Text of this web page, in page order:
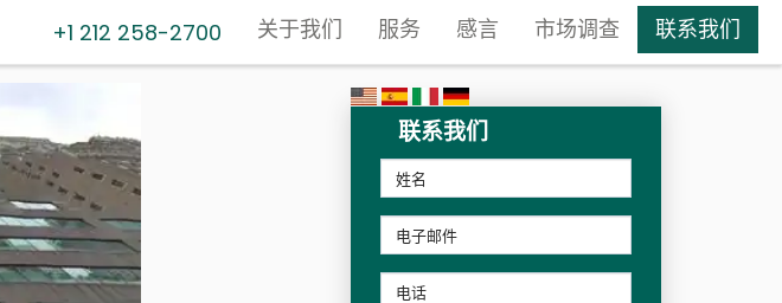
+1 212 258-2700 关于我们 服务 感言 市场调查 联系我们
联系我们